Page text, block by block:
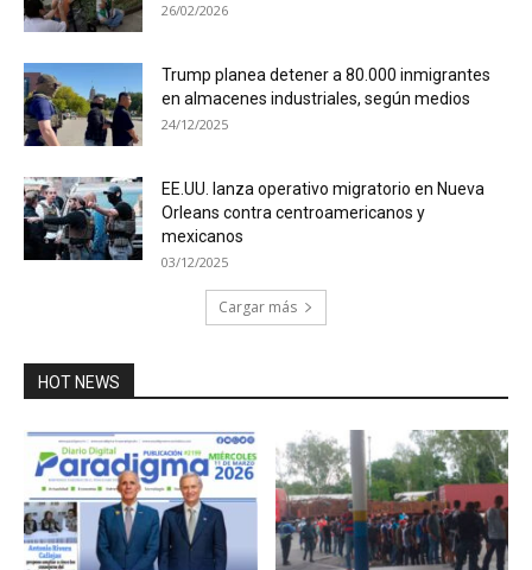
26/02/2026
Trump planea detener a 80.000 inmigrantes
en almacenes industriales, según medios
24/12/2025
EE.UU. lanza operativo migratorio en Nueva
Orleans contra centroamericanos y
mexicanos
03/12/2025
Cargar más
HOT NEWS